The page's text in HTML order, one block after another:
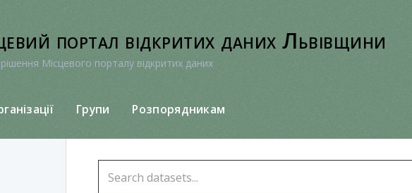
портал відкритих даних Львівщини
Місцевого порталу відкритих даних
Групи Розпорядникам